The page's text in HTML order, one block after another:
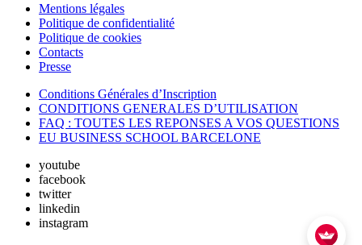
Mentions légales
Politique de confidentialité
Politique de cookies
Contacts
Presse
Conditions Générales d’Inscription
CONDITIONS GENERALES D’UTILISATION
FAQ : TOUTES LES REPONSES A VOS QUESTIONS
EU BUSINESS SCHOOL BARCELONE
youtube
facebook
twitter
linkedin
instagram